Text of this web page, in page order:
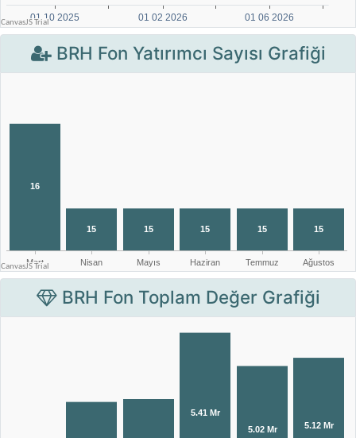
BRH Fon Yatırımcı Sayısı Grafiği
BRH Fon Toplam Değer Grafiği